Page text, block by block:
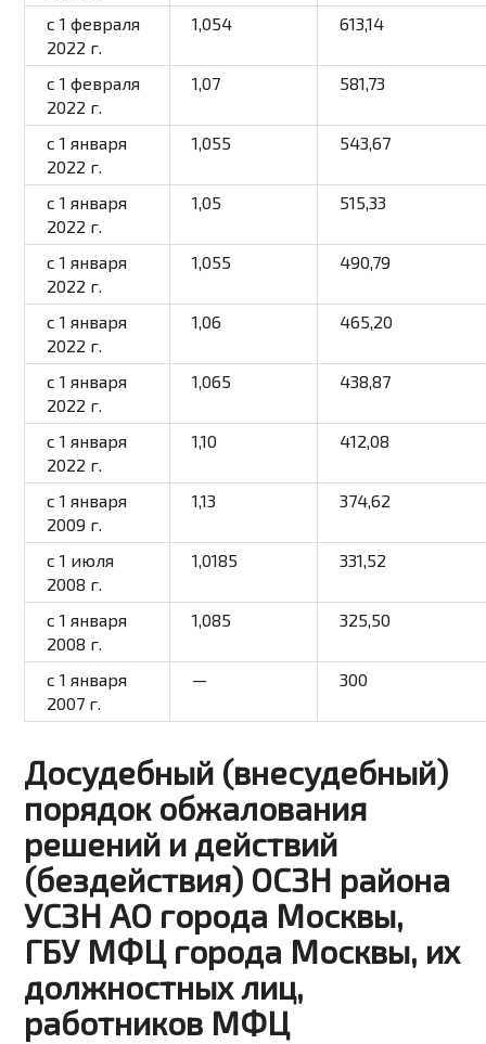
c 1 февраля
2022 г.
1,054 613,14
c 1 февраля
2022 г.
1,07 581,73
с 1 января
2022 г.
1,055 543,67
с 1 января
2022 г.
1,05 515,33
с 1 января
2022 г.
1,055 490,79
с 1 января
2022 г.
1,06 465,20
с 1 января
2022 г.
1,065 438,87
с 1 января
2022 г.
1,10 412,08
с 1 января
2009 г.
1,13 374,62
с 1 июля
2008 г.
1,0185 331,52
с 1 января
2008 г.
1,085 325,50
с 1 января
2007 г.
— 300
Досудебный (внесудебный)
порядок обжалования
решений и действий
(бездействия) ОСЗН района
УСЗН АО города Москвы,
ГБУ МФЦ города Москвы, их
должностных лиц,
работников МФЦ